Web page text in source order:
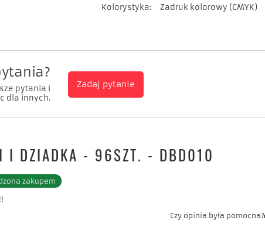
Kolorystyka Zadruk kolorowy (CMYK)
pytania i
dla innych.
Zadaj pytanie
I DZIADKA - 96SZT. - DBD010
zakupem
Czy opinia była pomocna?